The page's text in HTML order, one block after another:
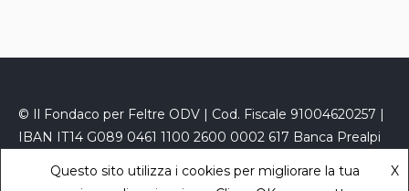
© Il Fondaco per Feltre ODV | Cod. Fiscale 91004620257 |
IBAN IT14 G089 0461 1100 2600 0002 617 Banca Prealpi
fondacofeltre@kelipec.it Privacy Policy
Questo sito utilizza i cookies per migliorare la tua
X